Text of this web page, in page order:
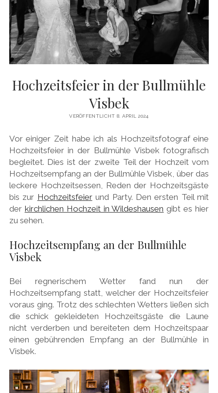
Hochzeitsfeier in der Bullmühle
Visbek
VERÖFFENTLICHT 8. APRIL 2024
Vor einiger Zeit habe ich als Hochzeitsfotograf eine
Hochzeitsfeier in der Bullmühle Visbek fotografisch
begleitet. Dies ist der zweite Teil der Hochzeit vom
Hochzeitsempfang an der Bullmühle Visbek, über das
leckere Hochzeitsessen, Reden der Hochzeitsgäste
bis zur Hochzeitsfeierund Party. Den ersten Teil mit
der kirchlichen Hochzeit in Wildeshausen gibt es hier
zu sehen.
Hochzeitsempfang an der Bullmühle
Visbek
Bei regnerischem Wetter fand nun der
Hochzeitsempfang statt, welcher der Hochzeitsfeier
voraus ging. Trotz des schlechten Wetters ließen sich
die schick gekleideten Hochzeitsgäste die Laune
nicht verderben und bereiteten dem Hochzeitspaar
einen gebührenden Empfang an der Bullmühle in
Visbek.